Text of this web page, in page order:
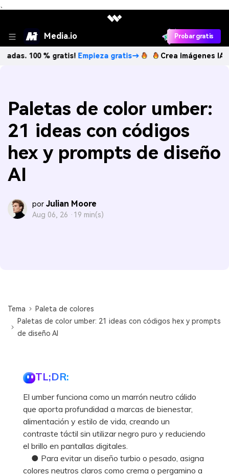
、
Media.io Probar gratis
% gratis! Empieza gratis→ Crea imágenes IA
Paletas de color umber:
21 ideas con códigos
hex y prompts de diseño
AI
por Julian Moore
Aug 06, 26 · 19 min(s)
Tema
Paleta de colores
Paletas de color umber: 21 ideas con códigos hex y prompts
de diseño AI
TL;DR:
El umber funciona como un marrón neutro cálido
que aporta profundidad a marcas de bienestar,
alimentación y estilo de vida, creando un
contraste táctil sin utilizar negro puro y reduciendo
el brillo en pantallas digitales.
● Para evitar un diseño turbio o pesado, asigna
colores neutros claros como crema o pergamino a